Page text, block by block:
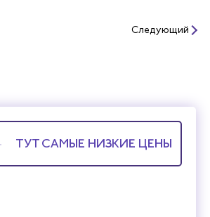
ТУТ САМЫЕ НИЗКИЕ ЦЕНЫ
Следующий